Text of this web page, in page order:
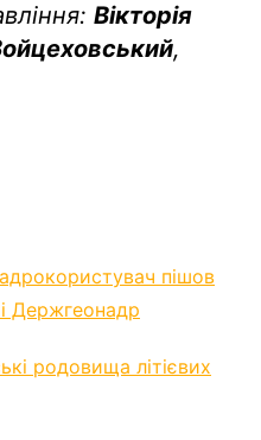
Вікторія
,
пішов
Держгеонадр
родовища літієвих